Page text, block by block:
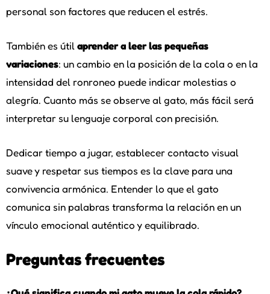
personal son factores que reducen el estrés.
También es útil aprender a leer las pequeñas
variaciones: un cambio en la posición de la cola o en la
intensidad del ronroneo puede indicar molestias o
alegría. Cuanto más se observe al gato, más fácil será
interpretar su lenguaje corporal con precisión.
Dedicar tiempo a jugar, establecer contacto visual
suave y respetar sus tiempos es la clave para una
convivencia armónica. Entender lo que el gato
comunica sin palabras transforma la relación en un
vínculo emocional auténtico y equilibrado.
Preguntas frecuentes